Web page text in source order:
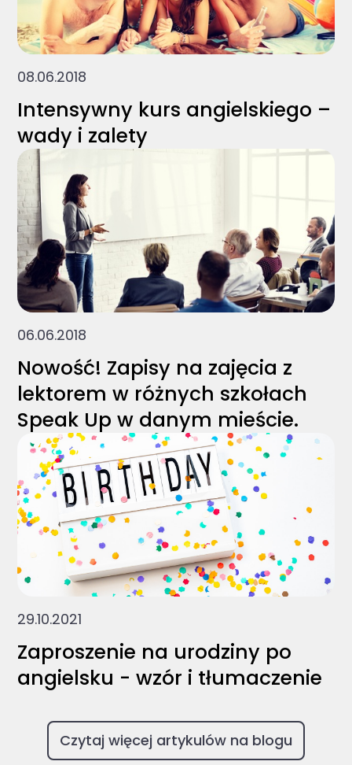
08.06.2018
Intensywny kurs angielskiego –
wady i zalety
06.06.2018
Nowość! Zapisy na zajęcia z
lektorem w różnych szkołach
Speak Up w danym mieście.
29.10.2021
Zaproszenie na urodziny po
angielsku - wzór i tłumaczenie
Czytaj więcej artykulów na blogu